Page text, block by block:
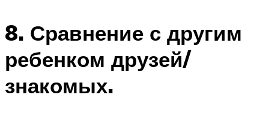
8. Сравнение с другим
ребенком друзей/
знакомых.